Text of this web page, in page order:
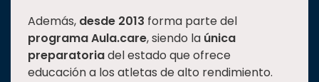
Además, desde 2013 forma parte del
programa Aula.care, siendo la única
preparatoriadel estado que ofrece
educación a los atletas de alto rendimiento.